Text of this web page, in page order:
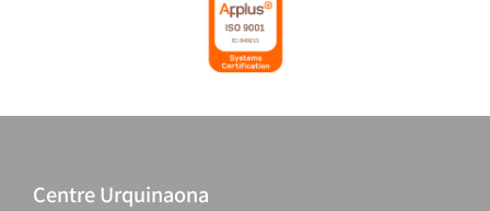
Centre Urquinaona